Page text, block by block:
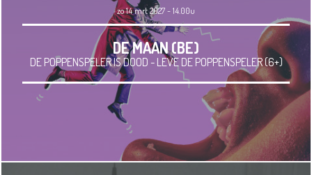
zo 14 mrt 2027 - 14.00u
DE MAAN (BE)
DE POPPENSPELER IS DOOD - LEVE DE POPPENSPELER (6+)